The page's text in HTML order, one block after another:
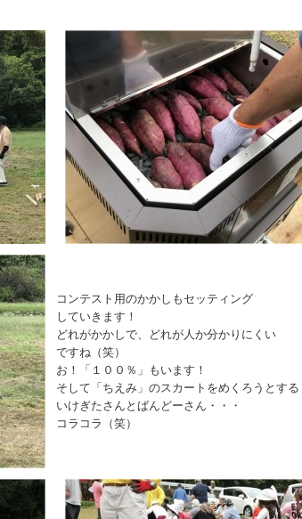
コンテスト用のかかしもセッティング
していきます！
どれがかかしで、どれが人か分かりにくい
ですね（笑）
お！「１００％」もいます！
そして「ちえみ」のスカートをめくろうとする
いけぎたさんとばんどーさん・・・
コラコラ（笑）